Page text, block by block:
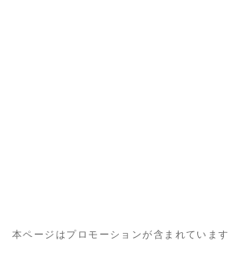
本ページはプロモーションが含まれています